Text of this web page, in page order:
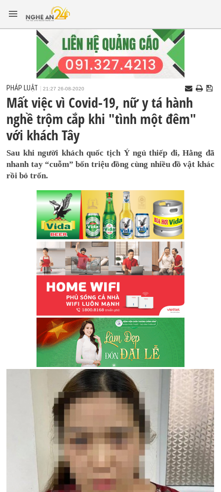
PHÁP LUẬT 21:27 26-08-2020
Mất việc vì Covid-19, nữ y tá hành
nghề trộm cắp khi "tình một đêm"
với khách Tây
Sau khi người khách quốc tịch Ý ngủ thiếp đi, Hằng đã
nhanh tay “cuỗm” bốn triệu đồng cùng nhiều đồ vật khác
rồi bỏ trốn.